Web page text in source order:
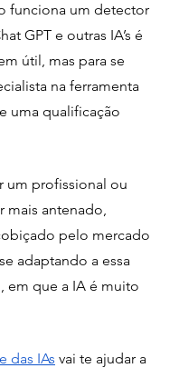
funciona um detector
GPT e outras IA’s é
útil, mas para se
na ferramenta
uma qualificação
um profissional ou
mais antenado,
pelo mercado
adaptando a essa
em que a IA é muito
das IAs vai te ajudar a